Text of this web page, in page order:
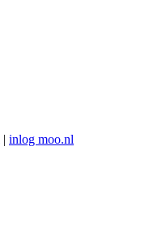
| inlog moo.nl